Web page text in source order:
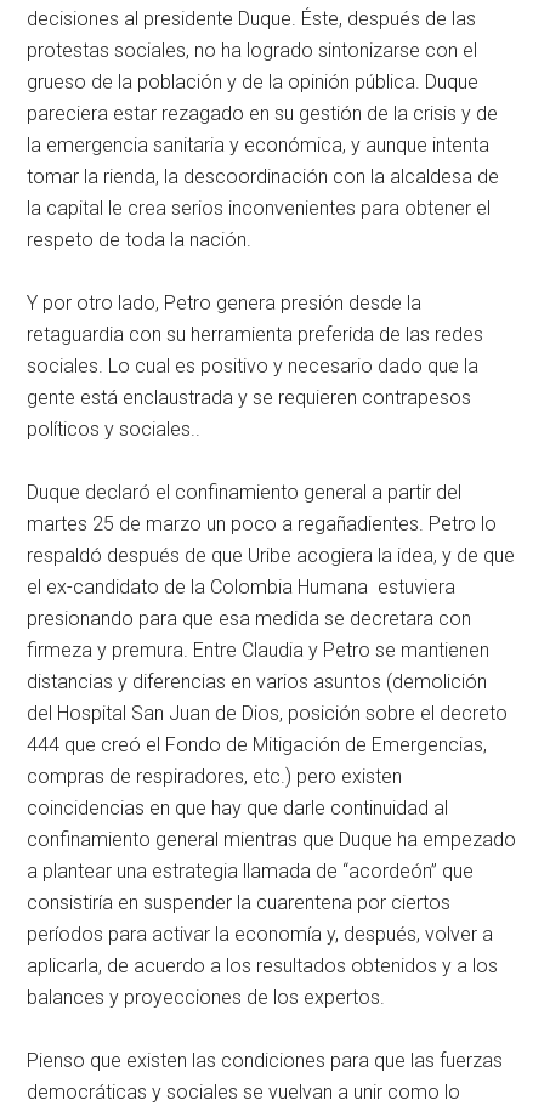
decisiones al presidente Duque. Éste, después de las
protestas sociales, no ha logrado sintonizarse con el
grueso de la población y de la opinión pública. Duque
pareciera estar rezagado en su gestión de la crisis y de
la emergencia sanitaria y económica, y aunque intenta
tomar la rienda, la descoordinación con la alcaldesa de
la capital le crea serios inconvenientes para obtener el
respeto de toda la nación.
Y por otro lado, Petro genera presión desde la
retaguardia con su herramienta preferida de las redes
sociales. Lo cual es positivo y necesario dado que la
gente está enclaustrada y se requieren contrapesos
políticos y sociales..
Duque declaró el confinamiento general a partir del
martes 25 de marzo un poco a regañadientes. Petro lo
respaldó después de que Uribe acogiera la idea, y de que
el ex-candidato de la Colombia Humana estuviera
presionando para que esa medida se decretara con
firmeza y premura. Entre Claudia y Petro se mantienen
distancias y diferencias en varios asuntos (demolición
del Hospital San Juan de Dios, posición sobre el decreto
444 que creó el Fondo de Mitigación de Emergencias,
compras de respiradores, etc.) pero existen
coincidencias en que hay que darle continuidad al
confinamiento general mientras que Duque ha empezado
a plantear una estrategia llamada de “acordeón” que
consistiría en suspender la cuarentena por ciertos
períodos para activar la economía y, después, volver a
aplicarla, de acuerdo a los resultados obtenidos y a los
balances y proyecciones de los expertos.
Pienso que existen las condiciones para que las fuerzas
democráticas y sociales se vuelvan a unir como lo